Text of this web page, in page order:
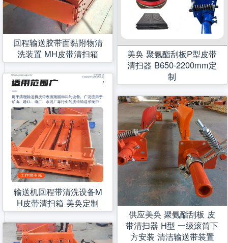
回程输送胶带面黏附物清
洗装置 MH皮带清扫箱
输送机回程带清洗设备M
H皮带清扫箱 美奂定制
美奂 聚氨酯刮板P型皮带
清扫器 B650-2200mm定
制
供应美奂 聚氨酯刮板 皮
带清扫器 H型 一级滚筒下
方安装 清洁输送带装置